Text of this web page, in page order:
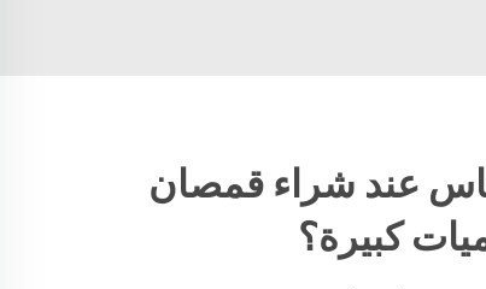
عند شراء قمصان
كبيرة؟